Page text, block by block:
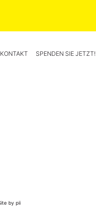
KONTAKT SPENDEN SIE JETZT!
by pii